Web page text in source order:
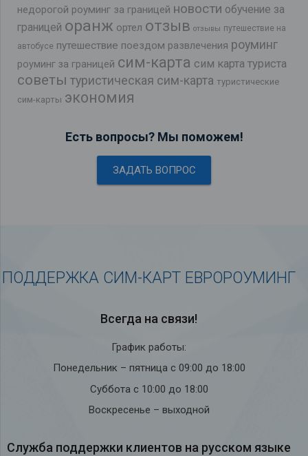
недорогой роуминг за границей новости обучение за
границей оранж ортел отзыв отзывы путешествие на
автобусе путешествие поездом развлечения роуминг
роуминг за границей сим-карта сим карта туриста
советы туристическая сим-карта туристические
сим-карты экономия
Есть вопросы? Мы поможем!
ЗАДАТЬ ВОПРОС
ПОДДЕРЖКА СИМ-КАРТ ЕВРОРОУМИНГ
Всегда на связи!
График работы:
Понедельник – пятница с 09:00 до 18:00
Суббота с 10:00 до 18:00
Воскресенье – выходной
Служба под­держки кли­ен­тов на рус­ском языке